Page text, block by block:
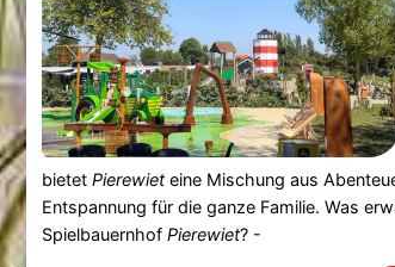
bietet Pierewieteine Mischung aus
Entspannung für die ganze Familie. Was
Spielbauernhof Pierewiet? -